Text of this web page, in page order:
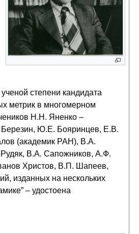
степени кандидата
метрик в многомерном
Н.Н. Яненко –
Ю.Е. Бояринцев, Е.В.
(академик РАН), В.А.
В.А. Сапожников, А.Ф.
Христов, В.П. Шапеев,
изданных на нескольких
– удостоена